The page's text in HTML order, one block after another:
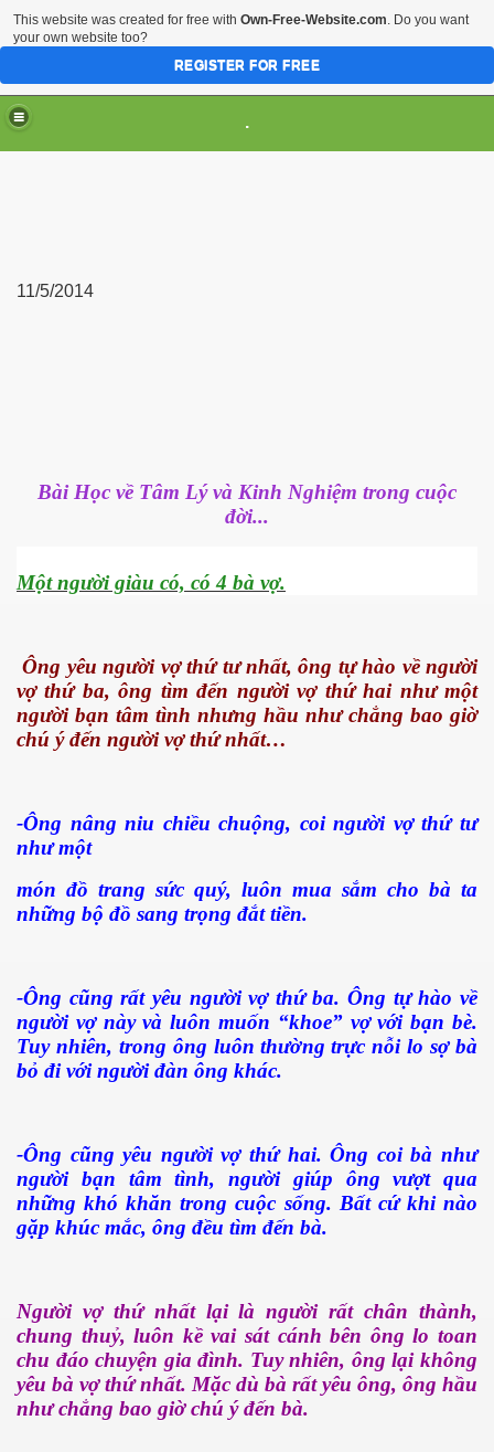
.
11/5/2014
Bài Học về Tâm Lý và Kinh Nghiệm trong cuộc
đời...
Một người giàu có, có 4 bà vợ.
Ông yêu người vợ thứ tư nhất, ông tự hào về người
vợ thứ ba, ông tìm đến người vợ thứ hai như một
người bạn tâm tình nhưng hầu như chẳng bao giờ
chú ý đến người vợ thứ nhất…
-Ông nâng niu chiều chuộng, coi người vợ thứ tư
như một
món đồ trang sức quý, luôn mua sắm cho bà ta
những bộ đồ sang trọng đắt tiền.
-Ông cũng rất yêu người vợ thứ ba. Ông tự hào về
người vợ này và luôn muốn “khoe” vợ với bạn bè.
Tuy nhiên, trong ông luôn thường trực nỗi lo sợ bà
bỏ đi với người đàn ông khác.
-Ông cũng yêu người vợ thứ hai. Ông coi bà như
người bạn tâm tình, người giúp ông vượt qua
những khó khăn trong cuộc sống. Bất cứ khi nào
gặp khúc mắc, ông đều tìm đến bà.
Người vợ thứ nhất lại là người rất chân thành,
chung thuỷ, luôn kề vai sát cánh bên ông lo toan
chu đáo chuyện gia đình. Tuy nhiên, ông lại không
yêu bà vợ thứ nhất. Mặc dù bà rất yêu ông, ông hầu
như chẳng bao giờ chú ý đến bà.
5
This website was created for free with Own-Free-Website.com. Do you want
your own website too?
REGISTER FOR FREE